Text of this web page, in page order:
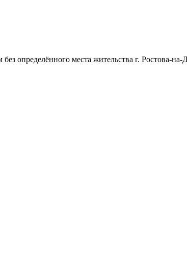
места жительства г. Ростова-на-